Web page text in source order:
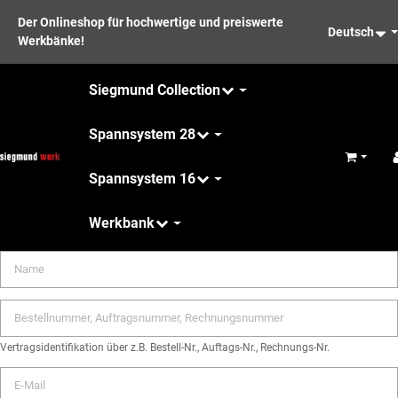
Der Onlineshop für hochwertige und preiswerte
Werkbänke!
Deutsch
Siegmund Collection
Spannsystem 28
Spannsystem 16
Werkbank
Name
Vertragsidentifikation über z.B. Bestell-Nr., Auftags-Nr., Rechnungs-Nr.
Bestellnummer, Auftragsnummer, Rechnungsnummer
E-Mail